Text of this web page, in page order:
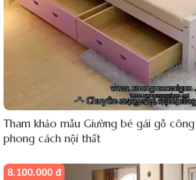
Tham khảo mẫu Giường bé gái gỗ
phong cách nội thất
8.100.000 đ